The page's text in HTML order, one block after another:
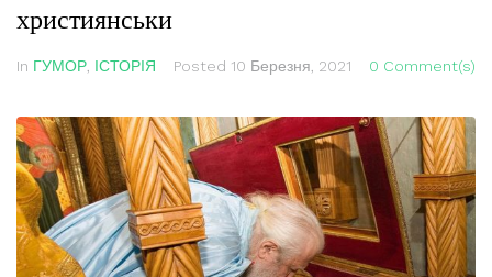
християнськи
In ГУМОР ІСТОРІЯ Posted 10 Березня, 2021 0 Comment(s)